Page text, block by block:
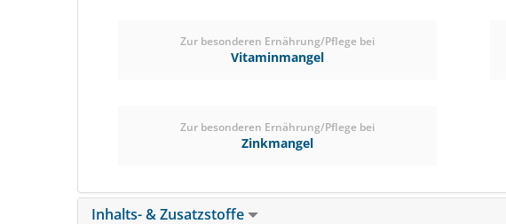
Zur besonderen Ernährung/Pflege bei
Vitaminmangel
Zur besonderen Ernährung/Pflege bei
Zinkmangel
Inhalts- & Zusatzstoffe